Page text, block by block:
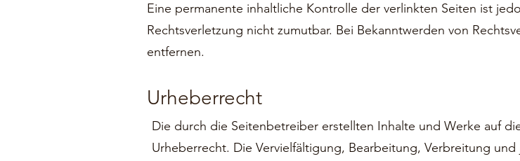
Eine permanente inhaltliche Kontrolle der verlinkten Seiten ist
Rechtsverletzung nicht zumutbar. Bei Bekanntwerden von
entfernen.
Urheberrecht
Die durch die Seitenbetreiber erstellten Inhalte und Werke auf
Urheberrecht. Die Vervielfältigung, Bearbeitung, Verbreitung